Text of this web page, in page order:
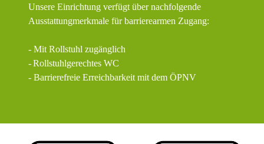
Unsere Einrichtung verfügt über nachfolgende
Ausstattungmerkmale für barrierearmen Zugang:
- Mit Rollstuhl zugänglich
-Rollstuhlgerechtes WC
- Barrierefreie Erreichbarkeit mit dem ÖPNV